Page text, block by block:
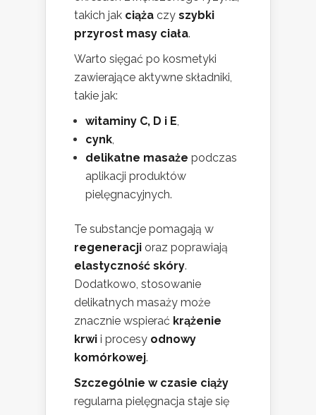
takich jak ciąża czy szybki
przyrost masy ciała.
Warto sięgać po kosmetyki
zawierające aktywne składniki,
takie jak:
witaminy C, D i E,
cynk,
delikatne masaże podczas
aplikacji produktów
pielęgnacyjnych.
Te substancje pomagają w
regeneracji oraz poprawiają
elastyczność skóry.
Dodatkowo, stosowanie
delikatnych masaży może
znacznie wspierać krążenie
krwi i procesy odnowy
komórkowej.
Szczególnie w czasie ciąży
regularna pielęgnacja staje się